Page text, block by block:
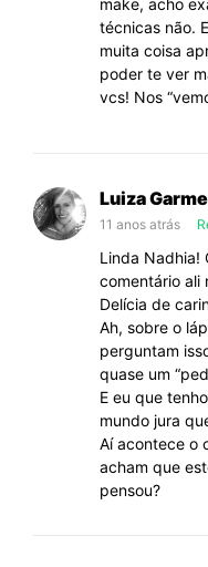
make, acho
técnicas não.
muita coisa
poder te ver
vcs! Nos
Luiza
11 anos atrás
Linda Nadhia!
comentário ali
Delícia de
Ah, sobre o
perguntam
quase um
E eu que
mundo jura
Aí acontece o
acham que
pensou?